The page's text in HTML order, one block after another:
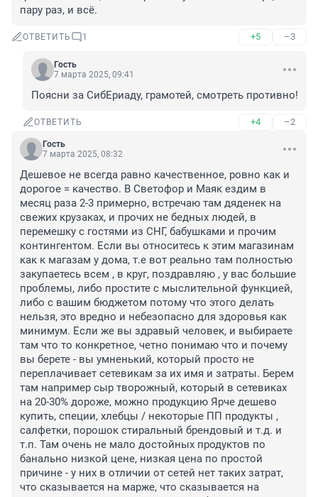
пару раз, и всё.
ОТВЕТИТЬ 1 +5 –3
Гость
7 марта 2025, 09:41
Поясни за СибЕриаду, грамотей, смотреть противно!
ОТВЕТИТЬ +4 –2
Гость
7 марта 2025, 08:32
Дешевое не всегда равно качественное, ровно как и
дорогое = качество. В Светофор и Маяк ездим в
месяц раза 2-3 примерно, встречаю там дяденек на
свежих крузаках, и прочих не бедных людей, в
перемешку с гостями из СНГ, бабушками и прочим
контингентом. Если вы относитесь к этим магазинам
как к магазам у дома, т.е вот реально там полностью
закупаетесь всем , в круг, поздравляю , у вас большие
проблемы, либо простите с мыслительной функцией,
либо с вашим бюджетом потому что этого делать
нельзя, это вредно и небезопасно для здоровья как
минимум. Если же вы здравый человек, и выбираете
там что то конкретное, четно понимаю что и почему
вы берете - вы умненький, который просто не
переплачивает сетевикам за их имя и затраты. Берем
там например сыр творожный, который в сетевиках
на 20-30% дороже, можно продукцию Ярче дешево
купить, специи, хлебцы / некоторые ПП продукты ,
салфетки, порошок стиральный брендовый и т.д. и
т.п. Там очень не мало достойных продуктов по
банально низкой цене, низкая цена по простой
причине - у них в отличии от сетей нет таких затрат,
что сказывается на марже, что сказывается на